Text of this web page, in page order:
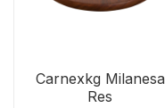
Carnexkg Milanesa
Res